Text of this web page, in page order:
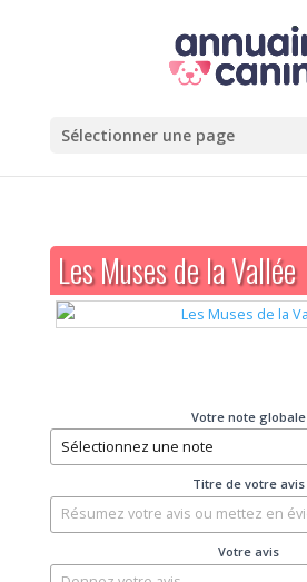
Sélectionner une page
Les Muses de la Vallée
Votre note globale
Titre de votre avis
Votre avis